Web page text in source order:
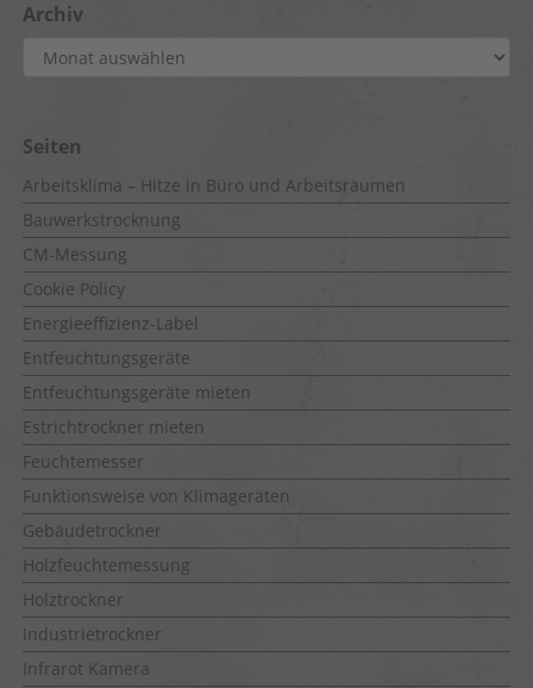
Archiv
Archiv
Seiten
Arbeitsklima – Hitze in Büro und Arbeitsräumen
Bauwerkstrocknung
CM-Messung
Cookie Policy
Energieeffizienz-Label
Entfeuchtungsgeräte
Entfeuchtungsgeräte mieten
Estrichtrockner mieten
Feuchtemesser
Funktionsweise von Klimageräten
Gebäudetrockner
Holzfeuchtemessung
Holztrockner
Industrietrockner
Infrarot Kamera